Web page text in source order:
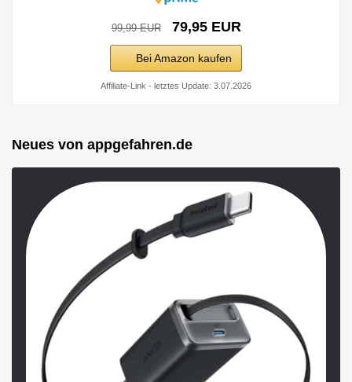
99,99 EUR 79,95 EUR
Bei Amazon kaufen
Affiliate-Link - letztes Update: 3.07.2026
Neues von appgefahren.de